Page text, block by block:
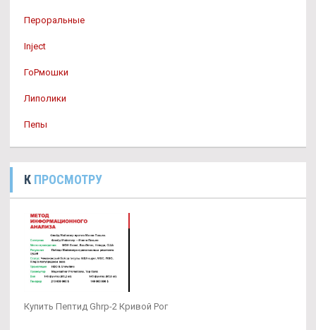
Пероральные
Inject
ГоРмошки
Липолики
Пепы
К ПРОСМОТРУ
Купить Пептид Ghrp-2 Кривой Рог